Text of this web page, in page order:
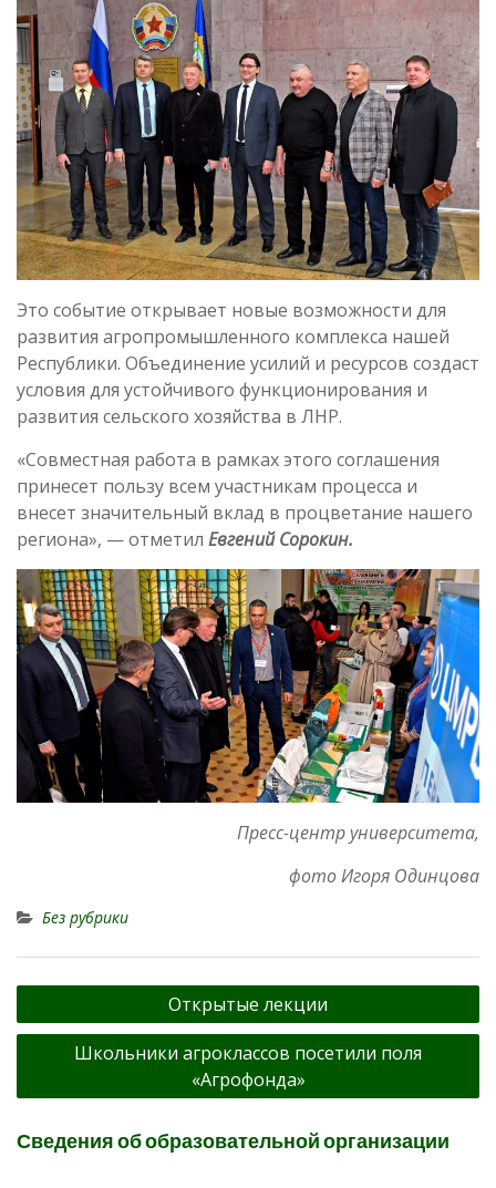
Это событие открывает новые возможности для
развития агропромышленного комплекса нашей
Республики. Объединение усилий и ресурсов создаст
условия для устойчивого функционирования и
развития сельского хозяйства в ЛНР.
«Совместная работа в рамках этого соглашения
принесет пользу всем участникам процесса и
внесет значительный вклад в процветание нашего
региона», — отметил Евгений Сорокин.
Пресс-центр университета,
фото Игоря Одинцова
Без рубрики
Навигация
по
записям
Открытые лекции
Школьники агроклассов посетили поля
«Агрофонда»
Сведения об образовательной организации